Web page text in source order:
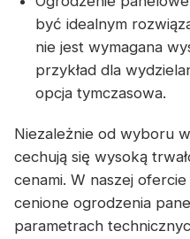
być idealnym
nie jest wymagana
przykład dla
opcja tymczasowa.
Niezależnie od wyboru
cechują się wysoką
cenami. W naszej
cenione ogrodzenia
parametrach